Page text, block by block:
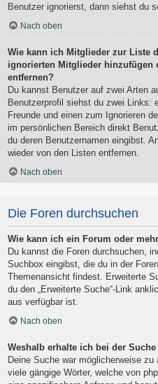
Benutzer ignorierst, dann siehst du
Nach oben
Wie kann ich Mitglieder zur Liste
ignorierten Mitglieder hinzufügen
entfernen?
Du kannst Benutzer auf zwei Arten
Benutzerprofil siehst du zwei Links:
Freunde und einen zum Ignorieren
im persönlichen Bereich direkt
du deren Benutzernamen eingibst.
wieder von den Listen entfernen.
Nach oben
Die Foren durchsuchen
Wie kann ich ein Forum oder
Du kannst die Foren durchsuchen,
Suchbox eingibst, die du in der
Themenansicht findest. Erweiterte
du den „Erweiterte Suche“-Link
aus verfügbar ist.
Nach oben
Weshalb erhalte ich bei der
Deine Suche war möglicherweise
viele gängige Wörter, welche von